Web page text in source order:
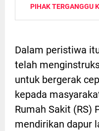
PIHAK TERGANGGU
Dalam peristiwa
telah
untuk bergerak
kepada
Rumah Sakit (RS)
mendirikan dapur